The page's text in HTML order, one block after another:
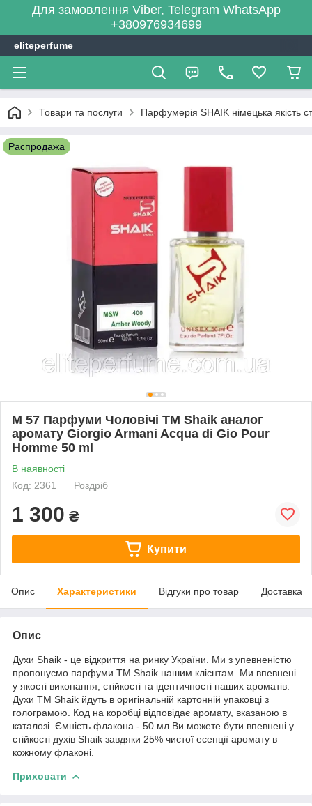
Для замовлення Viber, Telegram WhatsApp
+380976934699
eliteperfume
Товари та послуги Парфумерія SHAIK німецька якість
Распродажа
M 57 Парфуми Чоловічі ТМ Shaik аналог
аромату Giorgio Armani Acqua di Gio Pour
Homme 50 ml
В наявності
Код: 2361
Роздріб
1 300 ₴
Купити
Опис Характеристики Відгуки про товар Доставка
Опис
Духи Shaik - це відкриття на ринку України. Ми з упевненістю
пропонуємо парфуми TM Shaik нашим клієнтам. Ми впевнені
у якості виконання, стійкості та ідентичності наших ароматів.
Духи TM Shaik йдуть в оригінальній картонній упаковці з
голограмою. Код на коробці відповідає аромату, вказаною в
каталозі. Ємність флакона - 50 мл Ви можете бути впевнені у
стійкості духів Shaik завдяки 25% чистої есенції аромату в
кожному флаконі.
Приховати